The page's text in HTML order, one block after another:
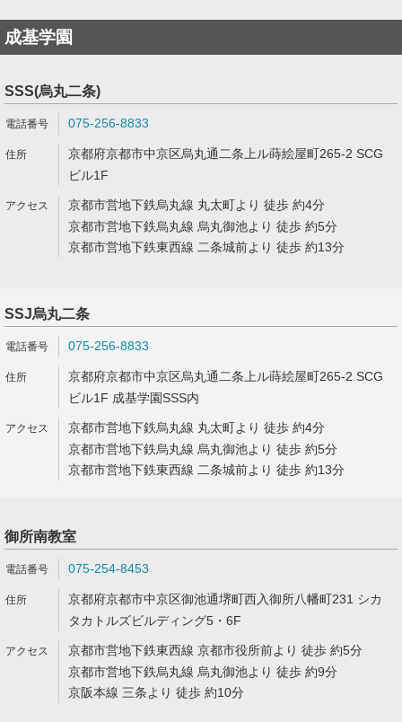
成基学園
SSS(烏丸二条)
075-256-8833
京都府京都市中京区烏丸通二条上ル蒔絵屋町265-2 SCG
ビル1F
京都市営地下鉄烏丸線 丸太町より 徒歩 約4分
京都市営地下鉄烏丸線 烏丸御池より 徒歩 約5分
京都市営地下鉄東西線 二条城前より 徒歩 約13分
SSJ烏丸二条
075-256-8833
京都府京都市中京区烏丸通二条上ル蒔絵屋町265-2 SCG
ビル1F 成基学園SSS内
京都市営地下鉄烏丸線 丸太町より 徒歩 約4分
京都市営地下鉄烏丸線 烏丸御池より 徒歩 約5分
京都市営地下鉄東西線 二条城前より 徒歩 約13分
御所南教室
075-254-8453
京都府京都市中京区御池通堺町西入御所八幡町231 シカ
タカトルズビルディング5・6F
京都市営地下鉄東西線 京都市役所前より 徒歩 約5分
京都市営地下鉄烏丸線 烏丸御池より 徒歩 約9分
京阪本線 三条より 徒歩 約10分